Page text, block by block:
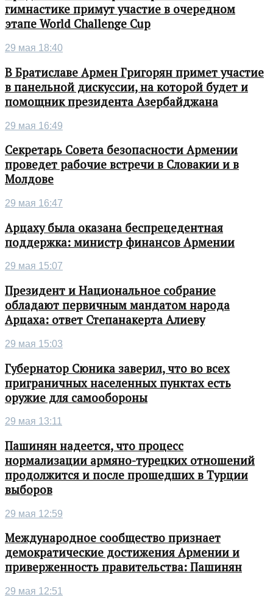
гимнастике примут участие в очередном
этапе World Challenge Cup
29 мая 18:40
В Братиславе Армен Григорян примет участие
в панельной дискуссии, на которой будет и
помощник президента Азербайджана
29 мая 16:49
Секретарь Совета безопасности Армении
проведет рабочие встречи в Словакии и в
Молдове
29 мая 16:47
Арцаху была оказана беспрецедентная
поддержка: министр финансов Армении
29 мая 15:07
Президент и Национальное собрание
обладают первичным мандатом народа
Арцаха: ответ Степанакерта Алиеву
29 мая 15:03
Губернатор Сюника заверил, что во всех
приграничных населенных пунктах есть
оружие для самообороны
29 мая 13:11
Пашинян надеется, что процесс
нормализации армяно-турецких отношений
продолжится и после прошедших в Турции
выборов
29 мая 12:59
Международное сообщество признает
демократические достижения Армении и
приверженность правительства: Пашинян
29 мая 12:51